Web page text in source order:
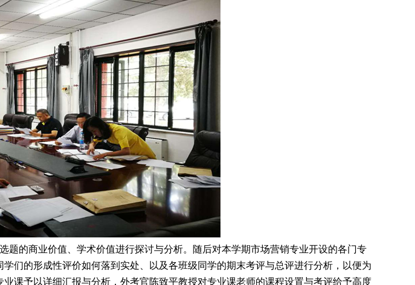
的商业价值、学术价值进行探讨与分析。随后对本学期市场营销专业开设的各门专
们的形成性评价如何落到实处、以及各班级同学的期末考评与总评进行分析，以便为
课予以详细汇报与分析，外考官陈致平教授对专业课老师的课程设置与考评给予高度